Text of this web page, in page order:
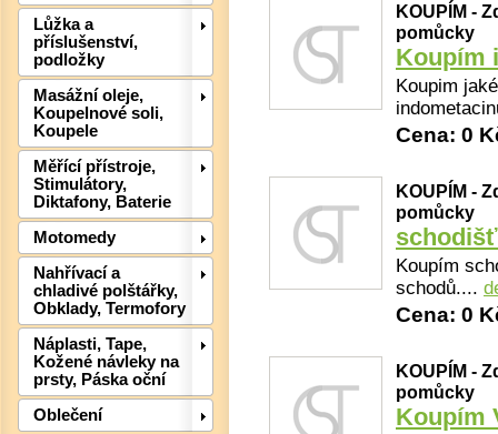
Lůžka a
příslušenství,
podložky
Masážní oleje,
Koupelnové soli,
Koupele
Měřící přístroje,
Stimulátory,
Diktafony, Baterie
Motomedy
Nahřívací a
chladivé polštářky,
Obklady, Termofory
Náplasti, Tape,
Kožené návleky na
prsty, Páska oční
Oblečení
KOUPÍM -
pomůcky
Koupím
Koupim
Cena: 0
KOUPÍM -
pomůcky
Koupím
schodů....
Cena: 0
KOUPÍM -
pomůcky
Koupím